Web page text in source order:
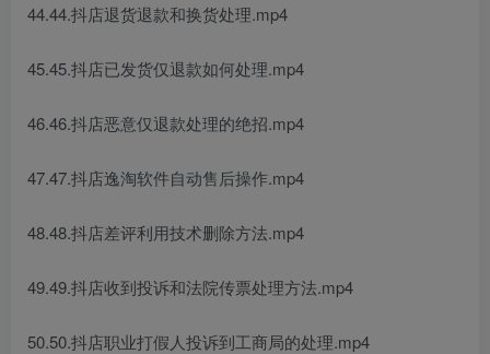
44.44.抖店退货退款和换货处理.mp4
45.45.抖店已发货仅退款如何处理.mp4
46.46.抖店恶意仅退款处理的绝招.mp4
47.47.抖店逸淘软件自动售后操作.mp4
48.48.抖店差评利用技术删除方法.mp4
49.49.抖店收到投诉和法院传票处理方法.mp4
50.50.抖店职业打假人投诉到工商局的处理.mp4